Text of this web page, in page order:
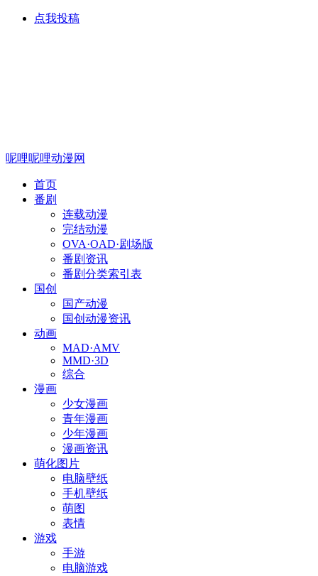
点我投稿
呢哩呢哩动漫网
首页
番剧
连载动漫
完结动漫
OVA·OAD·剧场版
番剧资讯
番剧分类索引表
国创
国产动漫
国创动漫资讯
动画
MAD·AMV
MMD·3D
综合
漫画
少女漫画
青年漫画
少年漫画
漫画资讯
萌化图片
电脑壁纸
手机壁纸
萌图
表情
游戏
手游
电脑游戏